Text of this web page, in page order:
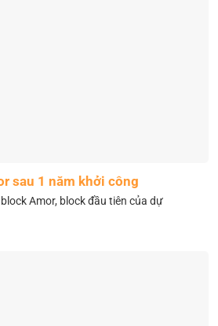
sau 1 năm khởi công
Amor, block đầu tiên của dự